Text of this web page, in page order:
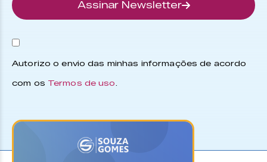
Assinar Newsletter
Autorizo o envio das minhas informações de acordo
com os Termos de uso.